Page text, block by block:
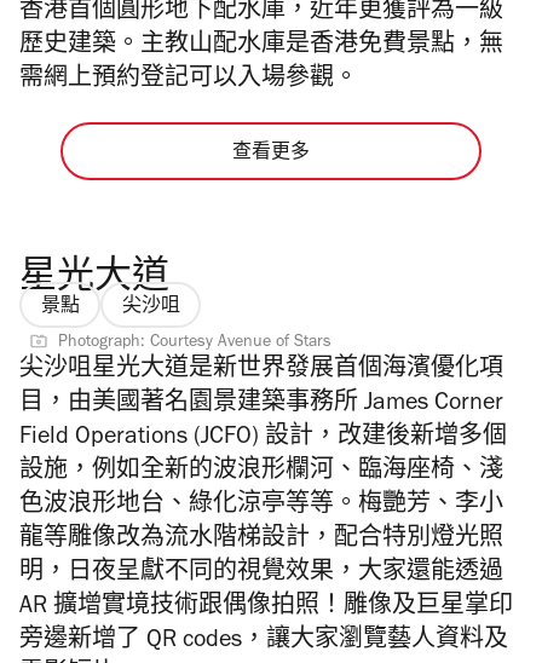
香港首個圓形地下配水庫，近年更獲評為一級
歷史建築。主教山配水庫是香港免費景點，無
需網上預約登記可以入場參觀。
查看更多
星光大道
景點 尖沙咀
Photograph: Courtesy Avenue of Stars
尖沙咀星光大道是新世界發展首個海濱優化項
目，由美國著名園景建築事務所 James Corner
Field Operations (JCFO) 設計，改建後新增多個
設施，例如全新的波浪形欄河、臨海座椅、淺
色波浪形地台、綠化涼亭等等。 梅艷芳、李小
龍等雕像改為流水階梯設計，配合特別燈光照
明，日夜呈獻不同的視覺效果，大家還能透過
AR 擴增實境技術跟偶像拍照！雕像及巨星掌印
旁邊新增了 QR codes，讓大家瀏覽藝人資料及